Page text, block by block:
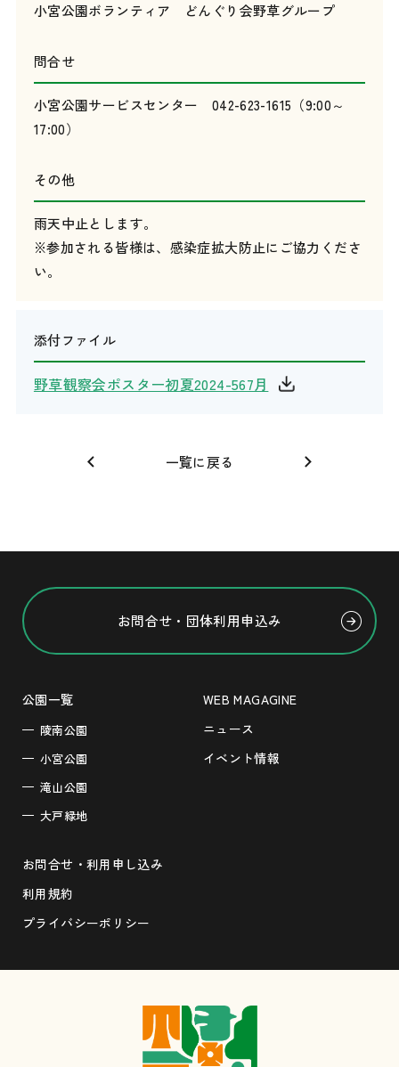
小宮公園ボランティア どんぐり会野草グループ
問合せ
小宮公園サービスセンター 042-623-1615（9:00～
17:00）
その他
雨天中止とします。
※参加される皆様は、感染症拡大防止にご協力くださ
い。
添付ファイル
野草観察会ポスター初夏2024-567月
一覧に戻る
お問合せ・団体利用申込み
公園一覧
陵南公園
小宮公園
滝山公園
大戸緑地
WEB MAGAGINE
ニュース
イベント情報
お問合せ・利用申し込み
利用規約
プライバシーポリシー